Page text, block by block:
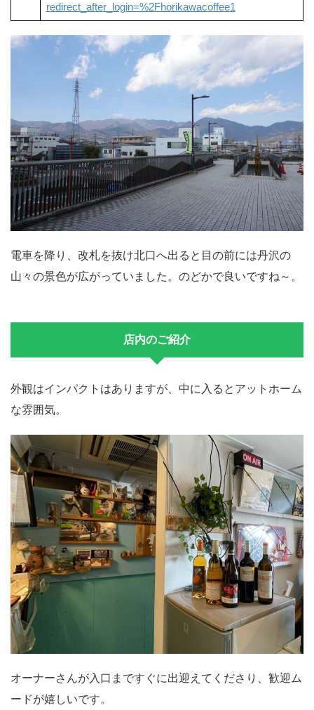
redirect_after_login=%2Fhorikawacoffee1
電車を降り、改札を抜け北口へ出ると目の前には丹沢の
山々の景色が広がっていました。のどかで良いですね～。
店内のご紹介
外観はインパクトはありますが、中に入るとアットホーム
な雰囲気。
オーナーさんが入口まですぐに出迎えてくださり、歓迎ム
ードが嬉しいです。